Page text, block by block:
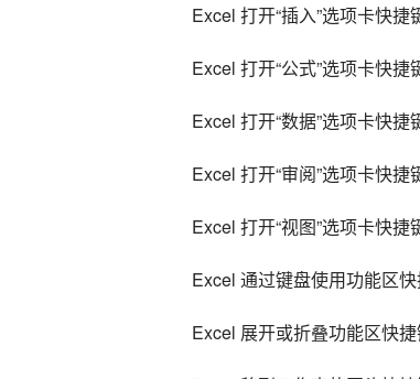
Excel 打开“插入”选项卡快
Excel 打开“公式”选项卡快
Excel 打开“数据”选项卡快
Excel 打开“审阅”选项卡快
Excel 打开“视图”选项卡快
Excel 通过键盘使用功能区
Excel 展开或折叠功能区快